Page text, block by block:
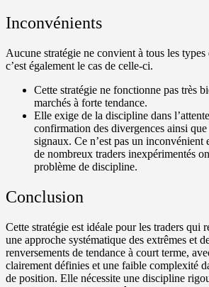
Inconvénients
Aucune stratégie ne convient à tous les types
c’est également le cas de celle-ci.
Cette stratégie ne fonctionne pas très
marchés à forte tendance.
Elle exige de la discipline dans
confirmation des divergences ainsi que
signaux. Ce n’est pas un inconvénient
de nombreux traders inexpérimentés
problème de discipline.
Conclusion
Cette stratégie est idéale pour les traders qui
une approche systématique des extrêmes et
renversements de tendance à court terme,
clairement définies et une faible complexité
de position. Elle nécessite une discipline